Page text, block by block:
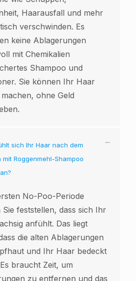
Haarausfall und mehr
verschwinden. Es
keine Ablagerungen
mit Chemikalien
Shampoo und
Sie können Ihr Haar
ohne Geld
sich Ihr Haar nach dem
mit Roggenmehl-Shampoo
No-Poo-Periode
Sie feststellen, dass sich Ihr
anfühlt. Das liegt
die alten Ablagerungen
und Ihr Haar bedeckt
braucht Zeit, um
zu entfernen und das